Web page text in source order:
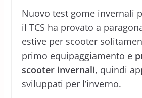
Nuovo test gome invernali
il TCS ha provato a
estive per scooter
primo equipaggiamento e
scooter invernali, quindi
sviluppati per l’inverno.